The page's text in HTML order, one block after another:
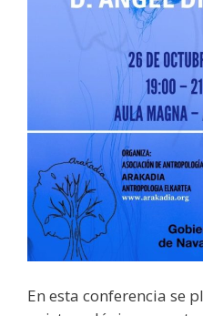
En esta conferencia se